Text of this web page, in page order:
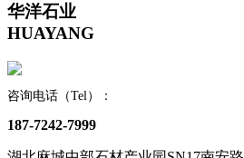
华洋石业
HUAYANG
咨询电话（Tel）：
187-7242-7999